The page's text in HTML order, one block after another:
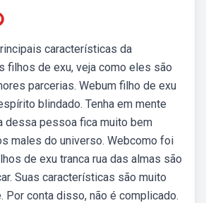
características da
filhos de exu, veja como eles são
parcerias. Webum filho de exu
blindado. Tenha em mente
dessa pessoa fica muito bem
males do universo. Webcomo foi
de exu tranca rua das almas são
Suas características são muito
Por conta disso, não é complicado.